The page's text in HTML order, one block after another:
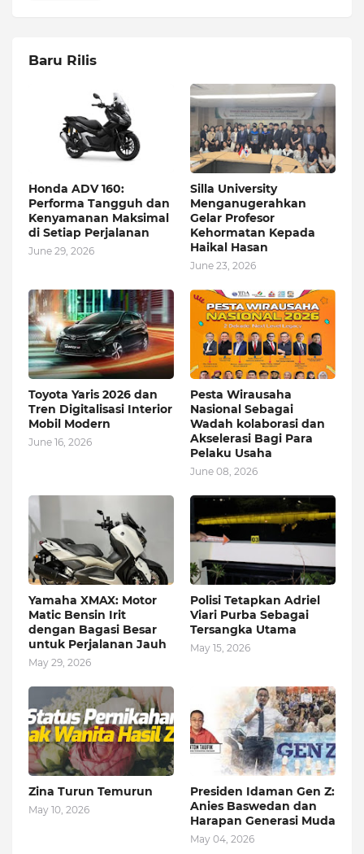
Baru Rilis
Honda ADV 160:
Performa Tangguh dan
Kenyamanan Maksimal
di Setiap Perjalanan
June 29, 2026
Silla University
Menganugerahkan
Gelar Profesor
Kehormatan Kepada
Haikal Hasan
June 23, 2026
Toyota Yaris 2026 dan
Tren Digitalisasi Interior
Mobil Modern
June 16, 2026
Pesta Wirausaha
Nasional Sebagai
Wadah kolaborasi dan
Akselerasi Bagi Para
Pelaku Usaha
June 08, 2026
Yamaha XMAX: Motor
Matic Bensin Irit
dengan Bagasi Besar
untuk Perjalanan Jauh
May 29, 2026
Polisi Tetapkan Adriel
Viari Purba Sebagai
Tersangka Utama
May 15, 2026
Zina Turun Temurun
May 10, 2026
Presiden Idaman Gen Z:
Anies Baswedan dan
Harapan Generasi Muda
May 04, 2026